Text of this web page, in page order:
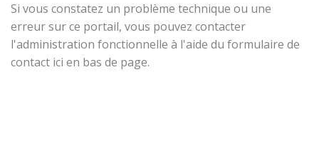
Si vous constatez un problème technique ou une
erreur sur ce portail, vous pouvez contacter
l'administration fonctionnelle à l'aide du formulaire de
contact ici en bas de page.